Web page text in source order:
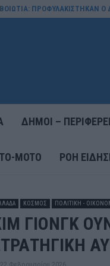
ΒΟΙΩΤΙΑ: ΠΡΟΦΥΛΑΚΙΣΤΗΚΑΝ
ΔΗΜΟΙ –
MOTO ΡΟΉ
ΚΟΣΜΟΣ ΠΟΛΙΤΙΚΗ -
ΓΙΟΝΓΚ